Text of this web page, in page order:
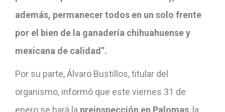
además, permanecer todos en un solo frente
por el bien de la ganadería chihuahuense y
mexicana de calidad”.
Por su parte, Álvaro Bustillos, titular del
organismo, informó que este viernes 31 de
enero se hará la preinspección en Palomas, la